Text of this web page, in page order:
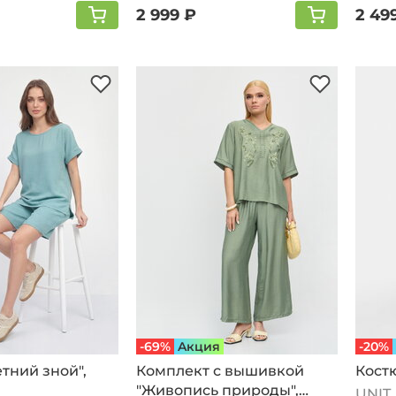
2 999 ₽ 2
знoй",
-69% Aкция
Комплект с вышивкой
"Живопись природы",
-20%